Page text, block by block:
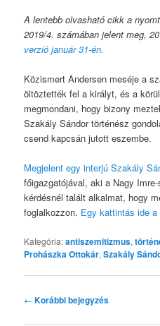
A lentebb olvasható cikk a
2019/4. számában jelent meg,
verzió január 31-én.
Közismert Andersen meséje a
öltöztették fel a királyt, és a
megmondani, hogy bizony
Szakály Sándor történész
csend kapcsán jutott eszembe.
Megjelent egy interjú Szakály
főigazgatójával, aki a Nagy
kérdésnél talált alkalmat, hogy
foglalkozzon. Egy kattintás ide
Kategória:antiszemitizmus,
Prohászka Ottokár,Szakály
Bejegyzés
← Korábbi bejegyzés